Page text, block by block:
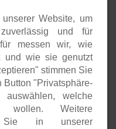
im Vergleich
Website, um
und für
messen wir, wie
und wie sie genutzt
stimmen Sie
Button "Privatsphäre-
welche
wollen. Weitere
Sie in unserer